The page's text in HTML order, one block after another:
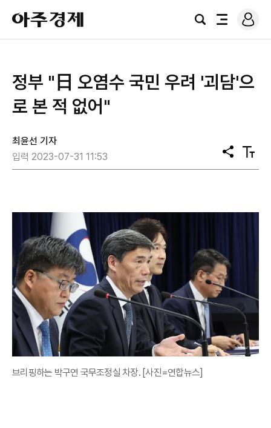
아
주
경
검
전
로
그
정부 "日 오염수 국민 우려 '괴담'으
로 본 적 없어"
최윤선 기자
입력 2023-07-31 11:53
공
유
텍
스
브리핑하는 박구연 국무조정실 차장. [사진=연합뉴스]